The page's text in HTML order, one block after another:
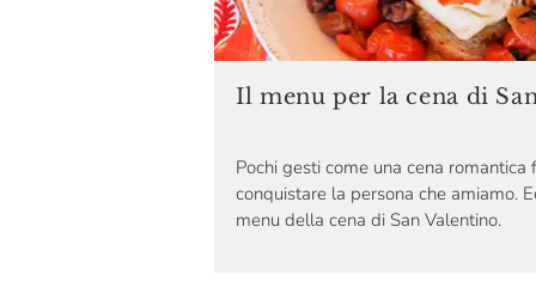
Centonze
Cioccolateria Barbero
Dario Previdi
Darroze
Il menu per la cena di
Pochi gesti come una cena
conquistare la persona che amiamo.
menu della cena di San Valentino.